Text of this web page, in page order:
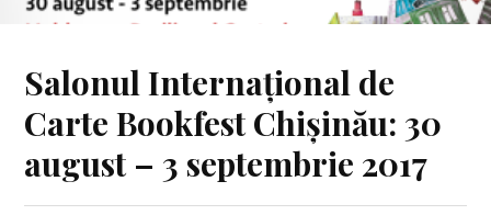
Salonul Internațional de
Carte Bookfest Chișinău: 30
august – 3 septembrie 2017